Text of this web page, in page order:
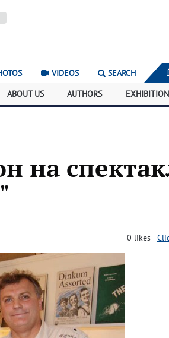
VIDEOS SEARCH
ABOUT US AUTHORS
на
0 likes-